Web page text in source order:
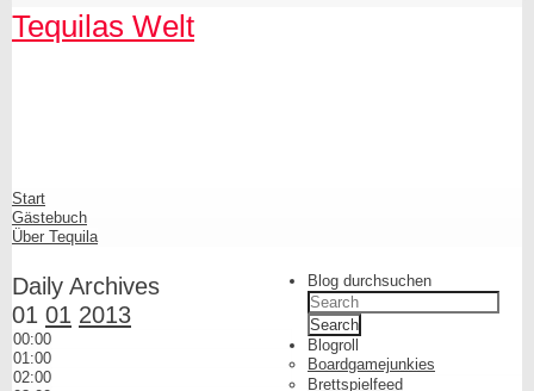
Tequilas Welt
Shrunk
Expand
Primary
Navigation
Start
Gästebuch
Über Tequila
Daily Archives
01 01 2013
00:00
01:00
02:00
Blog durchsuchen
Search
for:
Blogroll
Boardgamejunkies
Brettspielfeed